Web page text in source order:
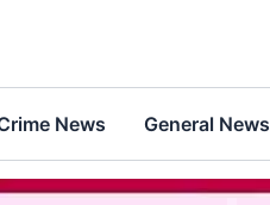
News General News